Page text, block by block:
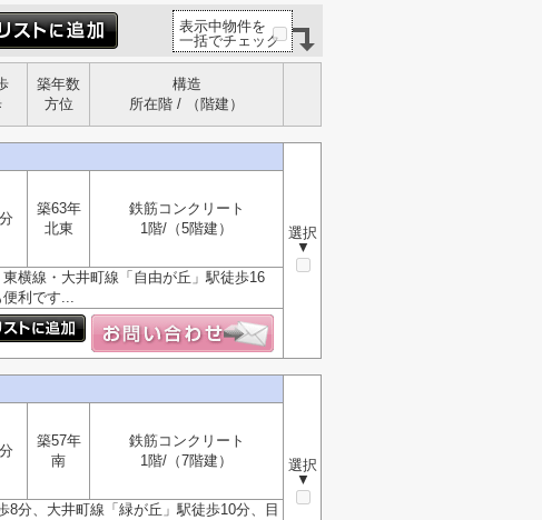
表示中物件を
一括でチェック
築年数
方位
構造
所在階 / （階建）
選択
▼
築63年
北東
鉄筋コンクリート
1階/（5階建）
横線・大井町線「自由が丘」駅徒歩16
利です...
選択
▼
築57年
南
鉄筋コンクリート
1階/（7階建）
分、大井町線「緑が丘」駅徒歩10分、目